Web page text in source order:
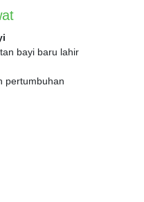
bayi baru lahir
pertumbuhan